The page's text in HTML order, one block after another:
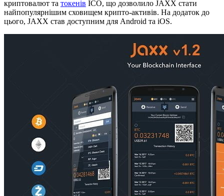
криптовалют та токенів ICO, що дозволило JAXX стати
найпопулярнішим сховищем крипто-активів. На додаток до
цього, JAXX став доступним для Android та iOS.